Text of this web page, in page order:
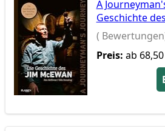
A
Geschichte
(
Preis: ab